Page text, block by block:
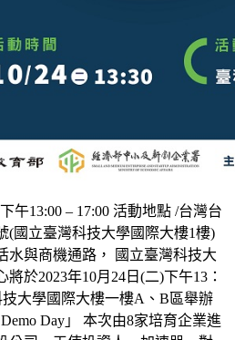
午13:00 – 17:00 活動地點 /台灣台
(國立臺灣科技大學國際大樓1樓)
水與商機通路， 國立臺灣科技大
於2023年10月24日(二)下午13：
大學國際大樓一樓A、B區舉辦
Demo Day」 本次由8家培育企業進